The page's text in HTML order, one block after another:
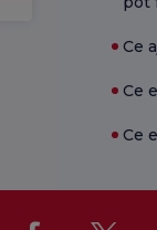
Ce
Ce
Ce